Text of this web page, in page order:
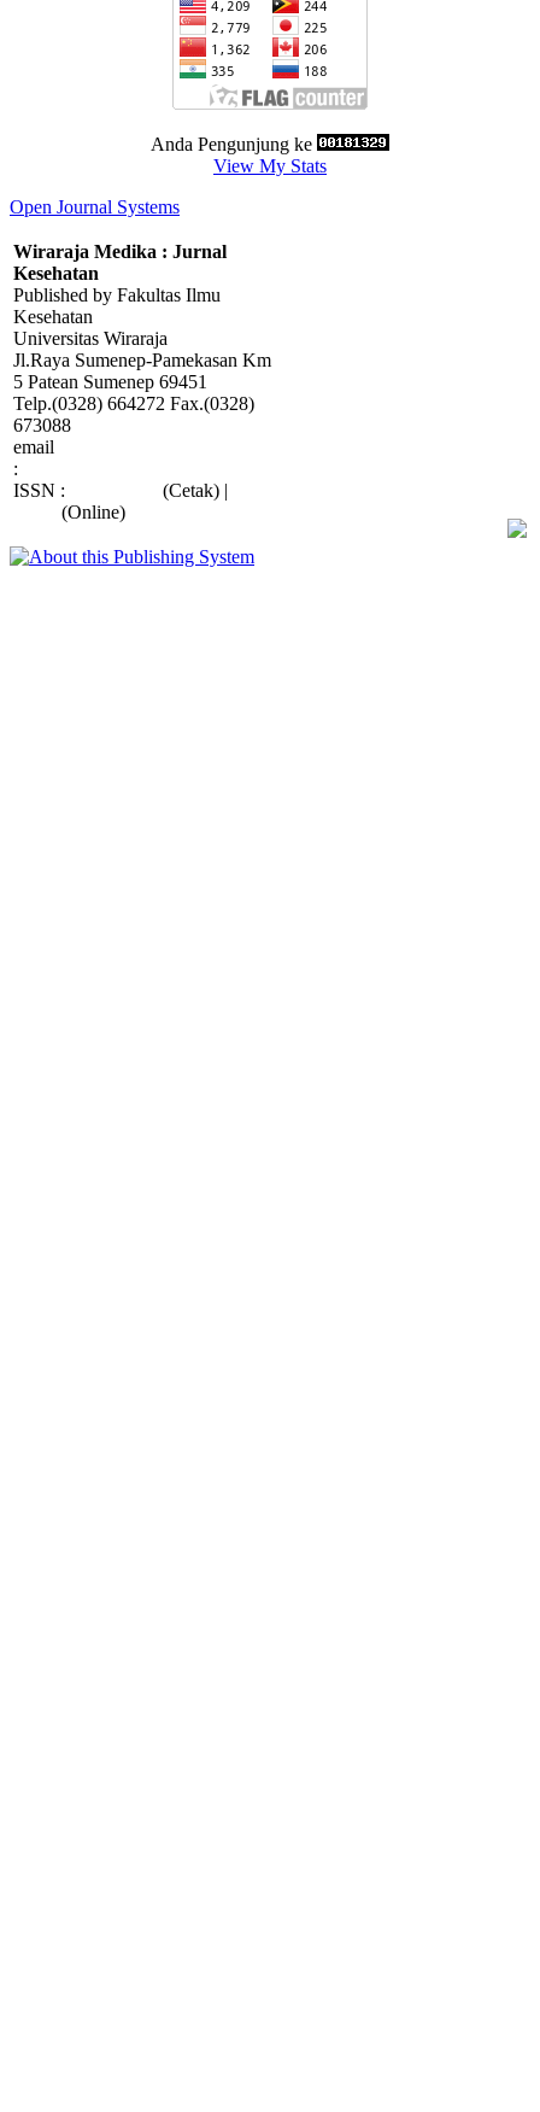
Anda Pengunjung ke
View My Stats
Open Journal Systems
Wiraraja Medika : Jurnal
Kesehatan
Published by Fakultas Ilmu
Kesehatan
Universitas Wiraraja
Jl.Raya Sumenep-Pamekasan Km
5 Patean Sumenep 69451
Telp.(0328) 664272 Fax.(0328)
673088
email
:
ISSN :
(Cetak) |
(Online)